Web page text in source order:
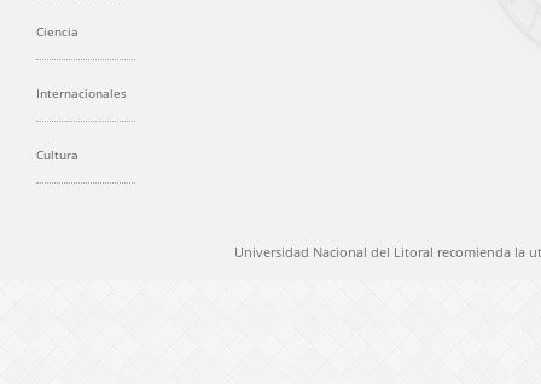
Ciencia
Internacionales
Cultura
Universidad Nacional del Litoral recomienda la
@ 2012 Universidad